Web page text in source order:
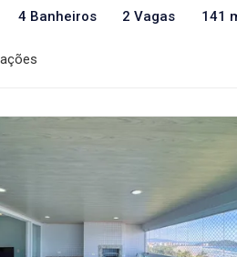
4 Banheiros 2 Vagas 141